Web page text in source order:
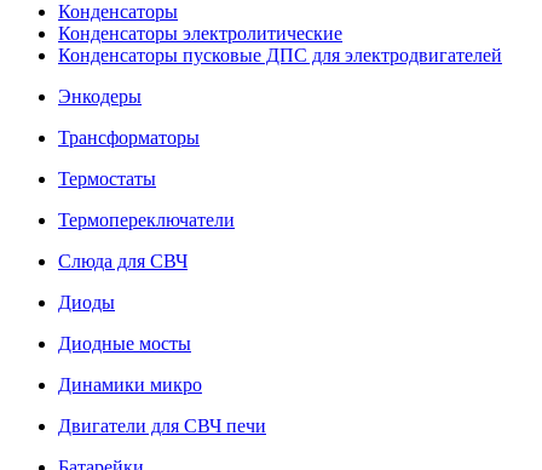
Конденсаторы
Конденсаторы электролитические
Конденсаторы пусковые ДПС для электродвигателей
Энкодеры
Трансформаторы
Термостаты
Термопереключатели
Слюда для СВЧ
Диоды
Диодные мосты
Динамики микро
Двигатели для СВЧ печи